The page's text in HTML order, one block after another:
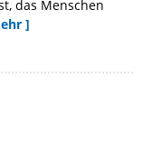
das Menschen
]